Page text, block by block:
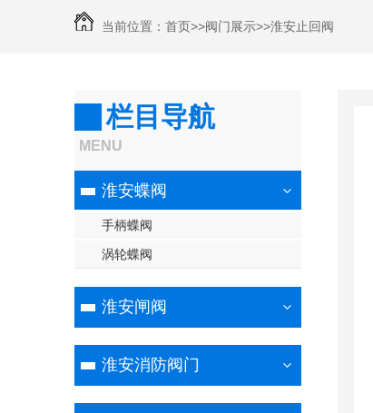
当前位置： 首页>>阀门展示>>淮安止回阀
栏目导航
MENU
淮安蝶阀
手柄蝶阀
涡轮蝶阀
淮安闸阀
淮安消防阀门